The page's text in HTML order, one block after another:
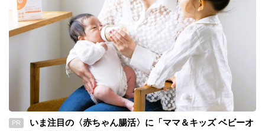
PR
いま注目の〈赤ちゃん腸活〉に「ママ＆キッズ ベビーオ